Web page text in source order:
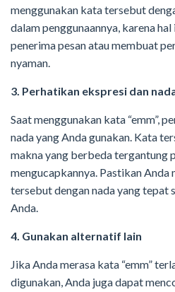
menggunakan kata tersebut
dalam penggunaannya, karena
penerima pesan atau membuat
nyaman.
3. Perhatikan ekspresi dan
Saat menggunakan kata “emm”,
nada yang Anda gunakan. Kata
makna yang berbeda tergantung
mengucapkannya. Pastikan Anda
tersebut dengan nada yang tepat
Anda.
4. Gunakan alternatif lain
Jika Anda merasa kata “emm”
digunakan, Anda juga dapat